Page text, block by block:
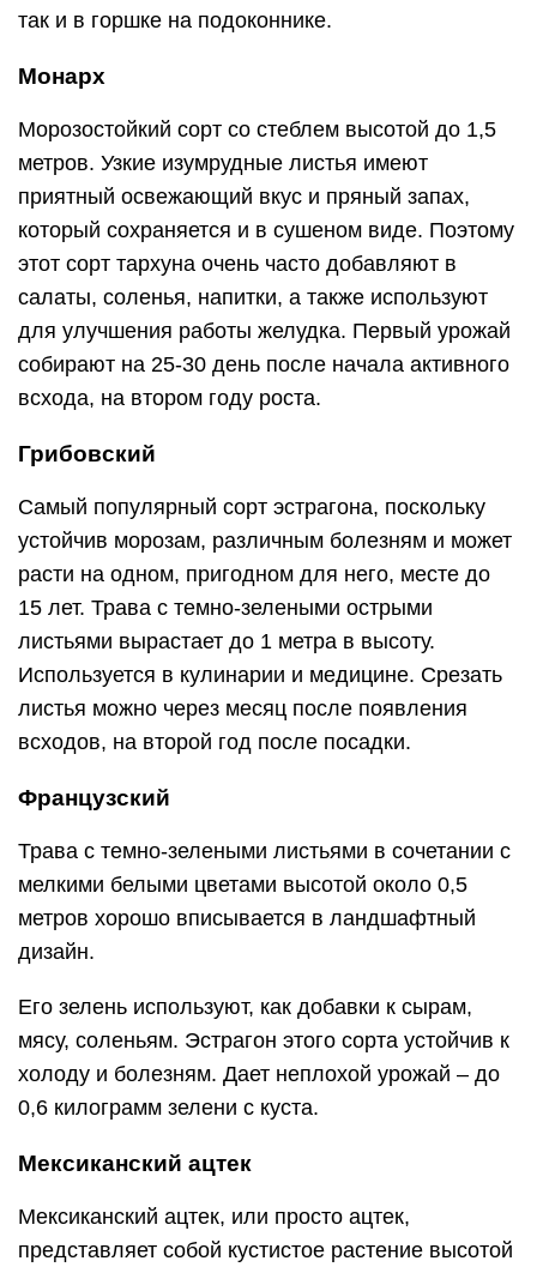
так и в горшке на подоконнике.
Монарх
Морозостойкий сорт со стеблем высотой до 1,5
метров. Узкие изумрудные листья имеют
приятный освежающий вкус и пряный запах,
который сохраняется и в сушеном виде. Поэтому
этот сорт тархуна очень часто добавляют в
салаты, соленья, напитки, а также используют
для улучшения работы желудка. Первый урожай
собирают на 25-30 день после начала активного
всхода, на втором году роста.
Грибовский
Самый популярный сорт эстрагона, поскольку
устойчив морозам, различным болезням и может
расти на одном, пригодном для него, месте до
15 лет. Трава с темно-зелеными острыми
листьями вырастает до 1 метра в высоту.
Используется в кулинарии и медицине. Срезать
листья можно через месяц после появления
всходов, на второй год после посадки.
Французский
Трава с темно-зелеными листьями в сочетании с
мелкими белыми цветами высотой около 0,5
метров хорошо вписывается в ландшафтный
дизайн.
Его зелень используют, как добавки к сырам,
мясу, соленьям. Эстрагон этого сорта устойчив к
холоду и болезням. Дает неплохой урожай – до
0,6 килограмм зелени с куста.
Мексиканский ацтек
Мексиканский ацтек, или просто ацтек,
представляет собой кустистое растение высотой